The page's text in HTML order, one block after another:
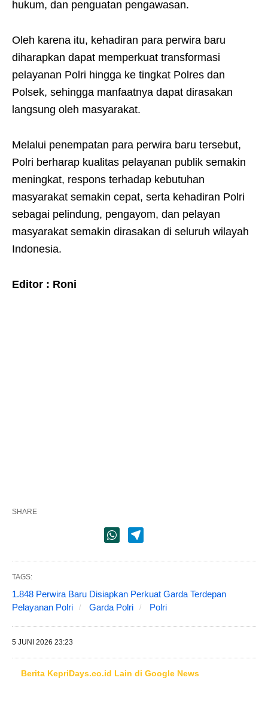
hukum, dan penguatan pengawasan.
Oleh karena itu, kehadiran para perwira baru
diharapkan dapat memperkuat transformasi
pelayanan Polri hingga ke tingkat Polres dan
Polsek, sehingga manfaatnya dapat dirasakan
langsung oleh masyarakat.
Melalui penempatan para perwira baru tersebut,
Polri berharap kualitas pelayanan publik semakin
meningkat, respons terhadap kebutuhan
masyarakat semakin cepat, serta kehadiran Polri
sebagai pelindung, pengayom, dan pelayan
masyarakat semakin dirasakan di seluruh wilayah
Indonesia.
Editor : Roni
SHARE
TAGS:
1.848 Perwira Baru Disiapkan Perkuat Garda Terdepan
Pelayanan Polri
Garda Polri Polri
5 JUNI 2026 23:23
Berita KepriDays.co.id Lain di Google News